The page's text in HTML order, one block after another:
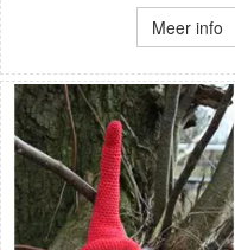
Meer info